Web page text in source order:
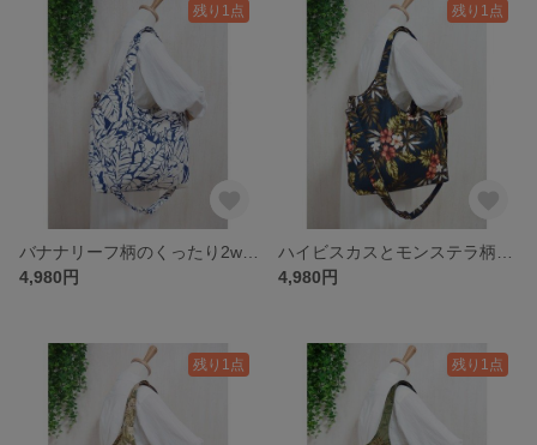
残り1点
4,980円
残り1点
4,980円
残り1点 残り1点